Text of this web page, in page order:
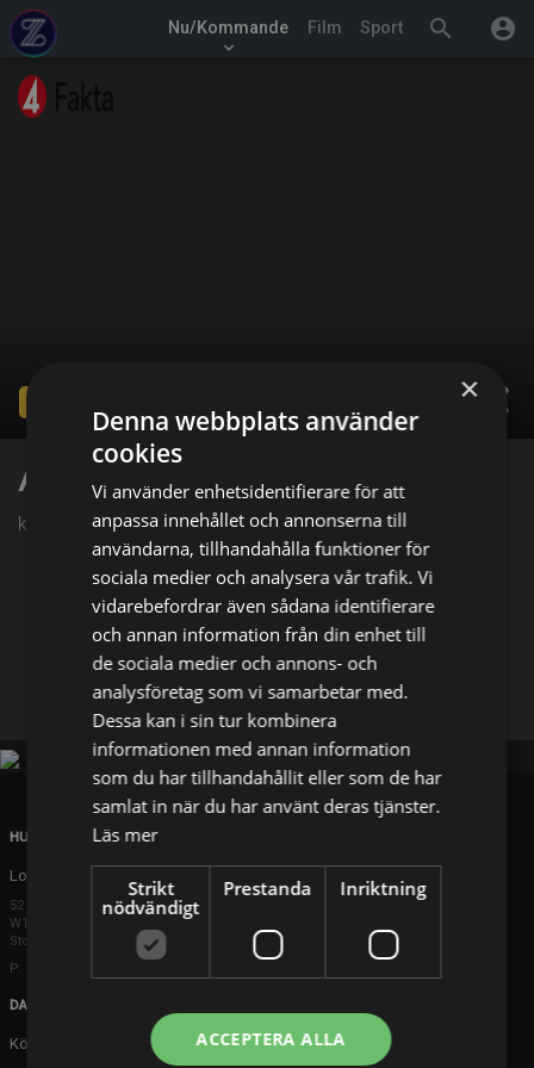
search account_circle
Nu/Kommande
keyboard_arrow_down
Film Sport
share
Antikdeckarna
kl. 04:00 på TV4 Fakta
Facebook X
HUVUDKONTOR
London
52 Brook Street
W1K 5DS London
Storbritannien
P: +44 203 608 8181
DANMARK
Köpenhamn
×
Denna webbplats använder
cookies
Vi använder enhetsidentifierare för att
anpassa innehållet och annonserna till
användarna, tillhandahålla funktioner för
sociala medier och analysera vår trafik. Vi
vidarebefordrar även sådana identifierare
och annan information från din enhet till
de sociala medier och annons- och
analysföretag som vi samarbetar med.
Dessa kan i sin tur kombinera
informationen med annan information
som du har tillhandahållit eller som de har
samlat in när du har använt deras tjänster.
Läs mer
Strikt
nödvändigt
Prestanda Inriktning
ACCEPTERA ALLA